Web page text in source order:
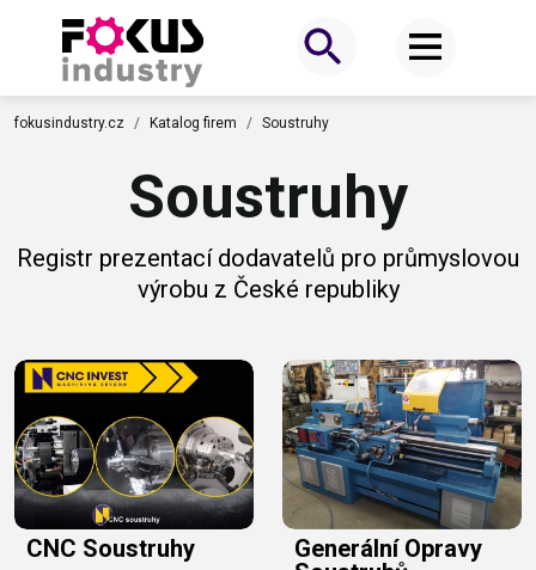
fokusindustry.cz Katalog firem Soustruhy
Soustruhy
Registr prezentací dodavatelů pro průmyslovou
výrobu z České republiky
CNC Soustruhy
Generální Opravy